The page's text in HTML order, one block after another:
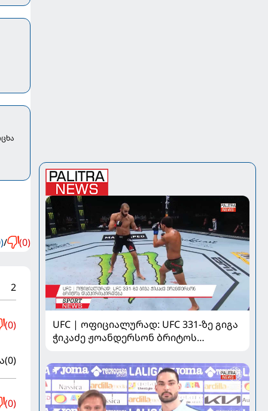
/ (0)
2
(0)
(0)
(0)
UFC | ოფიციალურად: UFC 331-ზე გიგა
ჭიკაძე ჟოანდერსონ ბრიტოს